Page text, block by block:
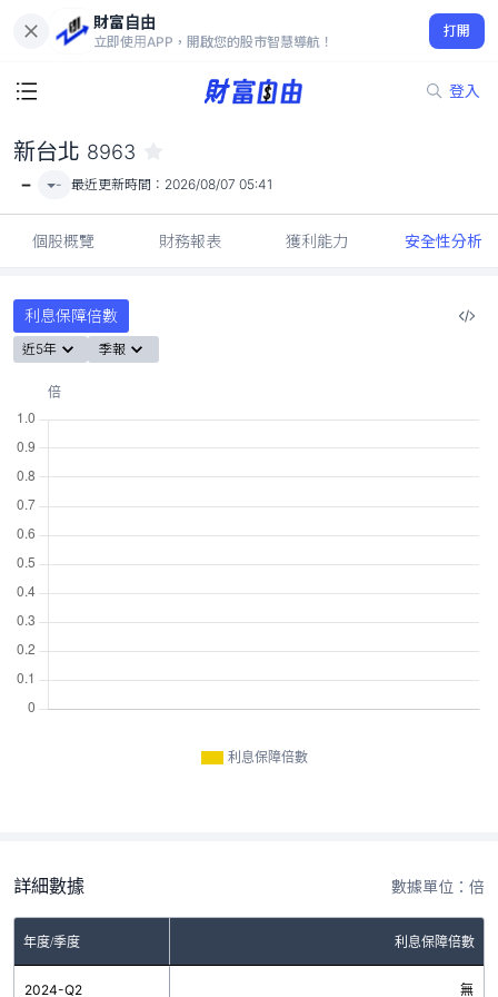
財富自由
立即使用APP，開啟您的股市智慧導航！
打開
登入
-
新台北 8963
- - 最近更新時間： 2026/08/07 05:41
個股概覽 財務報表 獲利能力 安全性分析
利息保障倍數
近5年 季報
利息保障倍數
詳細數據 數據單位：倍
年度/季度 利息保障倍數
2024-Q2 無